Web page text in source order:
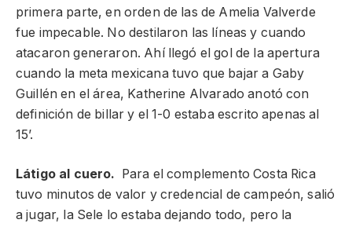
primera parte, en orden de las de Amelia Valverde
fue impecable. No destilaron las líneas y cuando
atacaron generaron. Ahí llegó el gol de la apertura
cuando la meta mexicana tuvo que bajar a Gaby
Guillén en el área, Katherine Alvarado anotó con
definición de billar y el 1-0 estaba escrito apenas al
15’.
Látigo al cuero. Para el complemento Costa Rica
tuvo minutos de valor y credencial de campeón, salió
a jugar, la Sele lo estaba dejando todo, pero la